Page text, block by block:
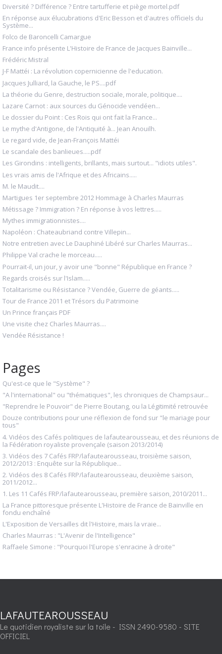
Diversité ? Différence ? Entre tartufferie et piège mortel.pdf
En réponse aux élucubrations d'Eric Besson et d'autres officiels du
Système...
Folco de Baroncelli Camargue
France info présente L'Histoire de France de Jacques Bainville...
Frédéric Mistral
J-F Mattéi : La révolution copernicienne de l'education.
Jacques Julliard, la Gauche, le PS....pdf
La théorie du Genre, destruction sociale, morale, politique....
Lazare Carnot : aux sources du Génocide vendéen...
Le dossier du Point : Ces Rois qui ont fait la France...
Le mythe d'Antigone, de l'Antiquité à... Jean Anouilh.
Le regard vide, de Jean-François Mattéi
Le scandale des banlieues.....pdf
Les Girondins : intelligents, brillants, mais surtout... "idiots utiles".
Les vrais amis de l'Afrique et des Africains.....
M. le Maudit....
Martigues 1er septembre 2012 Hommage à Charles Maurras
Métissage ? Immigration ? En réponse à vos lettres.....
Mythes immigrationnistes....
Napoléon : Chateaubriand contre Villepin...
Notre entretien avec Le Dauphiné Libéré sur Charles Maurras...
Philippe Val crache le morceau.....
Pourrait-il, un jour, y avoir une "bonne" République en France ?
Regards croisés sur l'Islam.....
Totalitarisme ou Résistance ? Vendée, Guerre de géants.....
Tour de France 2011 et Trésors du Patrimoine
Un Prince français PDF
Une visite chez Charles Maurras....
Vendée Résistance !
Pages
Qu'est-ce que le "Système" ?
"A l'international" ou "thématiques", les chroniques de Champsaur...
"Reprendre le Pouvoir" de Pierre Boutang, ou la Légitimité retrouvée
Douze contributions pour une réflexion de fond sur "le mariage pour
tous"
4. Vidéos des Cafés politiques de lafautearousseau, et des réunions de
la Fédération royaliste provençale (saison 2013/2014)
3. Vidéos des 7 Cafés FRP/lafautearousseau, troisième saison,
2012/2013 : Enquête sur la République...
2. Vidéos des 8 Cafés FRP/lafautearousseau, deuxième saison,
2011/2012...
1. Les 11 Cafés FRP/lafautearousseau, première saison, 2010/2011...
La France pittoresque présente L'Histoire de France de Bainville en
fondu enchaîné
L'Exposition de Versailles dit l'Histoire, mais la vraie...
Charles Maurras : "L'Avenir de l'Intelligence"
Raffaele Simone : "Pourquoi l'Europe s'enracine à droite"
LAFAUTEAROUSSEAU
Le quotidien royaliste sur la toile - ISSN 2490-9580 - SITE
OFFICIEL